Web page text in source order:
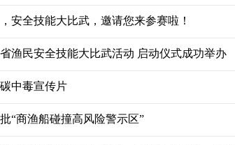
辽宁省农业农村厅所属事业单位2026年面...
辽宁省农业农村厅妨碍农村领域统一大市...
2025年度中央对地方转移支付预算执行情...
关于三级渔港等级认定的公示
安全技能大比武，邀请您来参赛啦！
渔民安全技能大比武活动 启动仪式成功举办
中毒宣传片
“商渔船碰撞高风险警示区”